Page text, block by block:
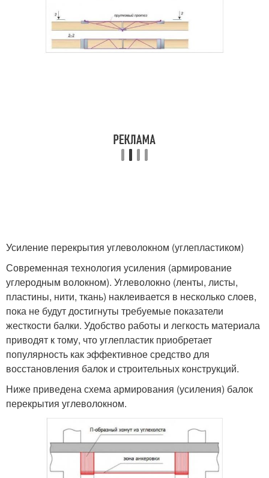
Усиление перекрытия углеволокном (углепластиком)
Современная технология усиления (армирование
углеродным волокном). Углеволокно (ленты, листы,
пластины, нити, ткань) наклеивается в несколько слоев,
пока не будут достигнуты требуемые показатели
жесткости балки. Удобство работы и легкость материала
приводят к тому, что углепластик приобретает
популярность как эффективное средство для
восстановления балок и строительных конструкций.
Ниже приведена схема армирования (усиления) балок
перекрытия углеволокном.